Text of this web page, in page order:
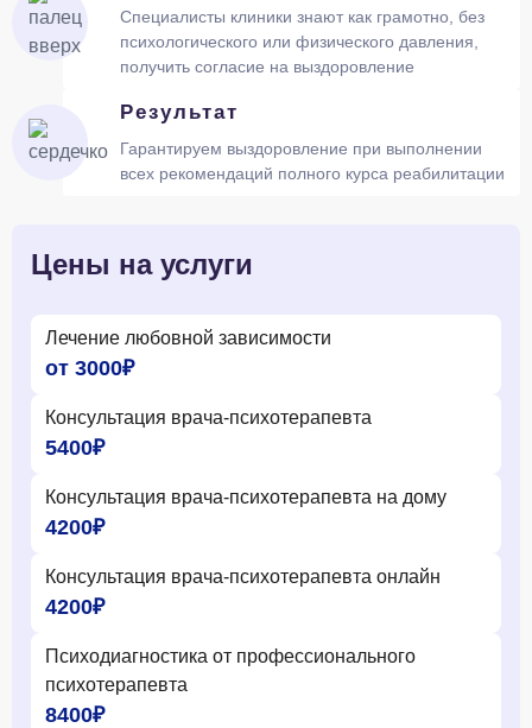
Специалисты клиники знают как грамотно, без
психологического или физического давления,
получить согласие на выздоровление
Результат
Гарантируем выздоровление при выполнении
всех рекомендаций полного курса реабилитации
Цены на услуги
Лечение любовной зависимости
от 3000₽
Консультация врача-психотерапевта
5400₽
Консультация врача-психотерапевта на дому
4200₽
Консультация врача-психотерапевта онлайн
4200₽
Психодиагностика от профессионального
психотерапевта
8400₽